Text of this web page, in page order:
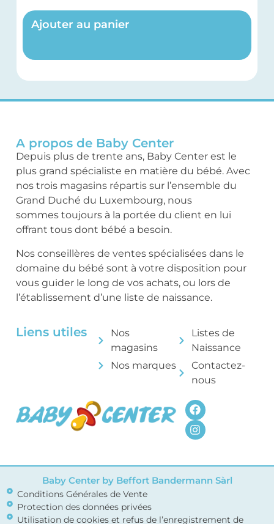
Ajouter au panier
A propos de Baby Center
Depuis plus de trente ans, Baby Center est le
plus grand spécialiste en matière du bébé. Avec
nos trois magasins répartis sur l’ensemble du
Grand Duché du Luxembourg, nous
sommes toujours à la portée du client en lui
offrant tous dont bébé a besoin.
Nos conseillères de ventes spécialisées dans le
domaine du bébé sont à votre disposition pour
vous guider le long de vos achats, ou lors de
l’établissement d’une liste de naissance.
Liens utiles
Nos
magasins
Nos marques
Listes de
Naissance
Contactez-
nous
Baby Center by Beffort Bandermann Sàrl
Conditions Générales de Vente
Protection des données privées
Utilisation de cookies et refus de l’enregistrement de